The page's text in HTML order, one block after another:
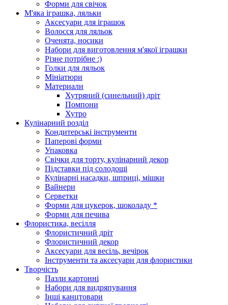
Форми для свічок
М'яка іграшка, ляльки
Аксесуари для іграшок
Волосся для ляльок
Оченята, носики
Набори для виготовлення м'якої іграшки
Різне потрібне :)
Голки для ляльок
Мініатюри
Материали
Хутряний (синельний) дріт
Помпони
Хутро
Кулінарний розділ
Кондитерські інструменти
Паперові форми
Упаковка
Свічки для торту, кулінарний декор
Підставки під солодощі
Кулінарні насадки, шприці, мішки
Вайнери
Серветки
Форми для цукерок, шоколаду *
Форми для печива
Флористика, весілля
Флористичний дріт
Флористичний декор
Аксесуари для весіль, вечірок
Інструменти та аксесуари для флористики
Творчість
Пазли картонні
Набори для видряпування
Інші канцтовари